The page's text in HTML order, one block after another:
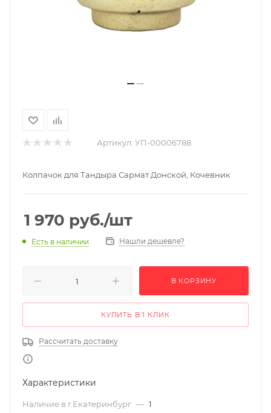
Артикул: УП-00006788
Колпачок для Тандыра Сармат Донской, Кочевник
1 970 руб./шт
Есть в наличии Нашли дешевле?
В КОРЗИНУ
КУПИТЬ В 1 КЛИК
Рассчитать доставку
Характеристики
Наличие в г.Екатеринбург — 1